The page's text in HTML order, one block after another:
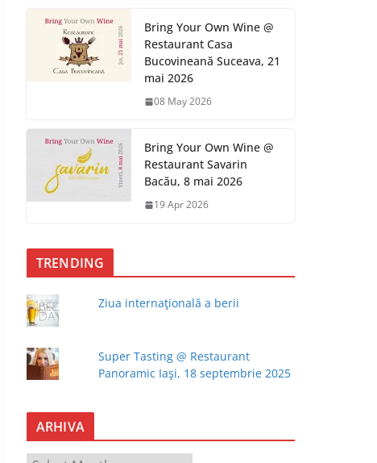
Bring Your Own Wine @
Restaurant Casa
Bucovineană Suceava, 21
mai 2026
08 May 2026
Bring Your Own Wine @
Restaurant Savarin
Bacău, 8 mai 2026
19 Apr 2026
TRENDING
Ziua internaţională a berii
Super Tasting @ Restaurant
Panoramic Iaşi, 18 septembrie 2025
ARHIVA